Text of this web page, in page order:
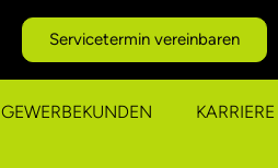
Servicetermin vereinbaren
GEWERBEKUNDEN KARRIERE